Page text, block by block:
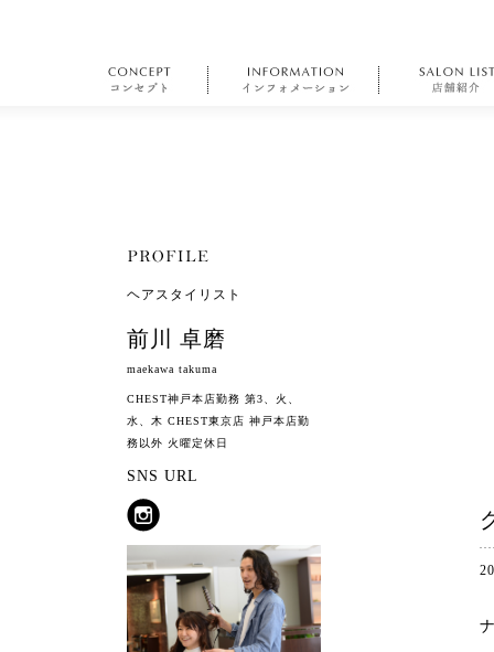
ヘアスタイリスト
前川 卓磨
maekawa takuma
CHEST神戸本店勤務 第3、火、
水、木 CHEST東京店 神戸本店勤
務以外 火曜定休日
SNS URL